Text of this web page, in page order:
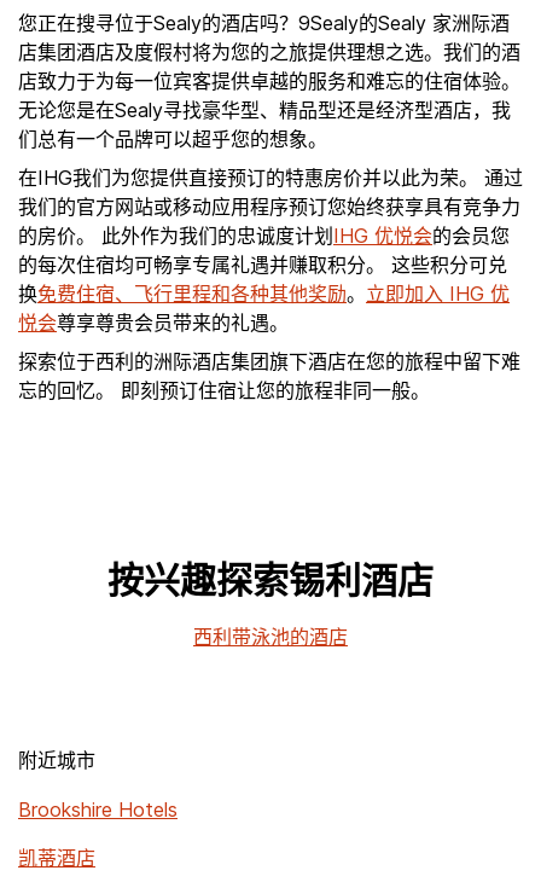
您正在搜寻位于Sealy的酒店吗？9Sealy的Sealy 家洲际酒
店集团酒店及度假村将为您的之旅提供理想之选。我们的酒
店致力于为每一位宾客提供卓越的服务和难忘的住宿体验。
无论您是在Sealy寻找豪华型、精品型还是经济型酒店，我
们总有一个品牌可以超乎您的想象。
在IHG我们为您提供直接预订的特惠房价并以此为荣。 通过
我们的官方网站或移动应用程序预订您始终获享具有竞争力
的房价。 此外作为我们的忠诚度计划 IHG 优悦会的会员您
的每次住宿均可畅享专属礼遇并赚取积分。 这些积分可兑
换免费住宿、飞行里程和各种其他奖励。 立即加入 IHG 优
悦会尊享尊贵会员带来的礼遇。
探索位于西利的洲际酒店集团旗下酒店在您的旅程中留下难
忘的回忆。 即刻预订住宿让您的旅程非同一般。
按兴趣探索锡利酒店
西利带泳池的酒店
附近城市
Brookshire Hotels
凯蒂酒店